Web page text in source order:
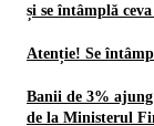
și se întâmplă
Atenție! Se
Banii de 3%
de la Ministerul